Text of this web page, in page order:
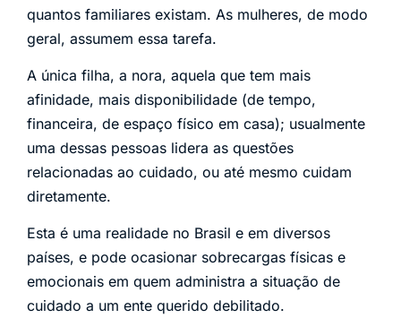
quantos familiares existam. As mulheres, de modo
geral, assumem essa tarefa.
A única filha, a nora, aquela que tem mais
afinidade, mais disponibilidade (de tempo,
financeira, de espaço físico em casa); usualmente
uma dessas pessoas lidera as questões
relacionadas ao cuidado, ou até mesmo cuidam
diretamente.
Esta é uma realidade no Brasil e em diversos
países, e pode ocasionar sobrecargas físicas e
emocionais em quem administra a situação de
cuidado a um ente querido debilitado.